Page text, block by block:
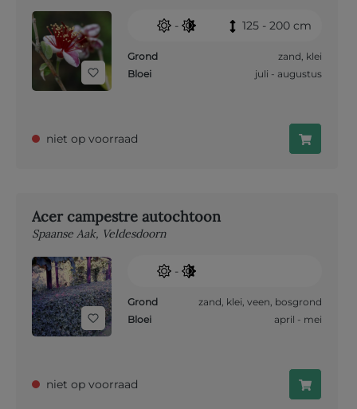
- 125 - 200 cm
Grond zand, klei
Bloei
juli - augustus
niet op voorraad
Acer campestre autochtoon
Spaanse Aak, Veldesdoorn
-
Grond zand, klei, veen, bosgrond
Bloei
april - mei
niet op voorraad